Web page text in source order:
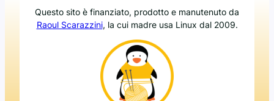
Questo sito è finanziato, prodotto e manutenuto da
Raoul Scarazzini, la cui madre usa Linux dal 2009.